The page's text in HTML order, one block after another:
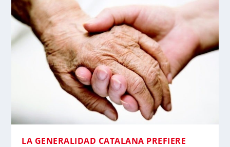
LA GENERALIDAD CATALANA PREFIERE